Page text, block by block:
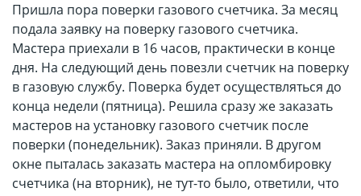
Пришла пора поверки газового счетчика. За месяц
подала заявку на поверку газового счетчика.
Мастера приехали в 16 часов, практически в конце
дня. На следующий день повезли счетчик на поверку
в газовую службу. Поверка будет осуществляться до
конца недели (пятница). Решила сразу же заказать
мастеров на установку газового счетчик после
поверки (понедельник). Заказ приняли. В другом
окне пыталась заказать мастера на опломбировку
счетчика (на вторник), не тут-то было, ответили, что